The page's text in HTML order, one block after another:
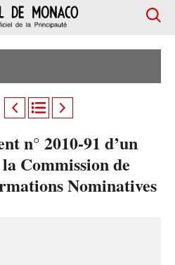
n° 2010-91 d’un
Commission de
Nominatives